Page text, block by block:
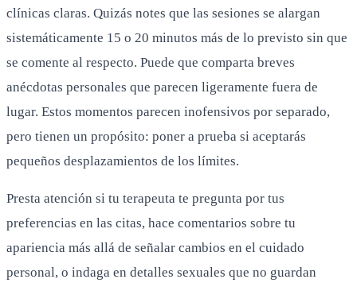
clínicas claras. Quizás notes que las sesiones se alargan
sistemáticamente 15 o 20 minutos más de lo previsto sin que
se comente al respecto. Puede que comparta breves
anécdotas personales que parecen ligeramente fuera de
lugar. Estos momentos parecen inofensivos por separado,
pero tienen un propósito: poner a prueba si aceptarás
pequeños desplazamientos de los límites.
Presta atención si tu terapeuta te pregunta por tus
preferencias en las citas, hace comentarios sobre tu
apariencia más allá de señalar cambios en el cuidado
personal, o indaga en detalles sexuales que no guardan